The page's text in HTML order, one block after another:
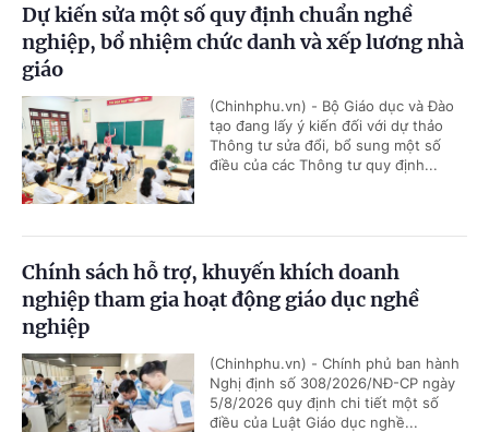
Dự kiến sửa một số quy định chuẩn nghề
nghiệp, bổ nhiệm chức danh và xếp lương nhà
giáo
(Chinhphu.vn) - Bộ Giáo dục và Đào
tạo đang lấy ý kiến đối với dự thảo
Thông tư sửa đổi, bổ sung một số
điều của các Thông tư quy định...
Chính sách hỗ trợ, khuyến khích doanh
nghiệp tham gia hoạt động giáo dục nghề
nghiệp
(Chinhphu.vn) - Chính phủ ban hành
Nghị định số 308/2026/NĐ-CP ngày
5/8/2026 quy định chi tiết một số
điều của Luật Giáo dục nghề...